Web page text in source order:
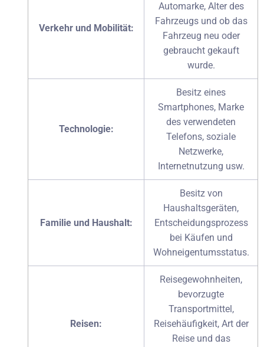
Verkehr und Mobilität:
Automarke, Alter des
Fahrzeugs und ob das
Fahrzeug neu oder
gebraucht gekauft
wurde.
Technologie:
Besitz eines
Smartphones, Marke
des verwendeten
Telefons, soziale
Netzwerke,
Internetnutzung usw.
Familie und Haushalt:
Besitz von
Haushaltsgeräten,
Entscheidungsprozess
bei Käufen und
Wohneigentumsstatus.
Reisen:
Reisegewohnheiten,
bevorzugte
Transportmittel,
Reisehäufigkeit, Art der
Reise und das